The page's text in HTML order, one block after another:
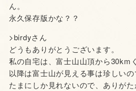
ん。
永久保存版かな？？
>birdyさん
どうもありがとうございます。
私の自宅は、富士山山頂から30km
以降は富士山が見える事は珍しいの
たまにしか見れないので、ありがた